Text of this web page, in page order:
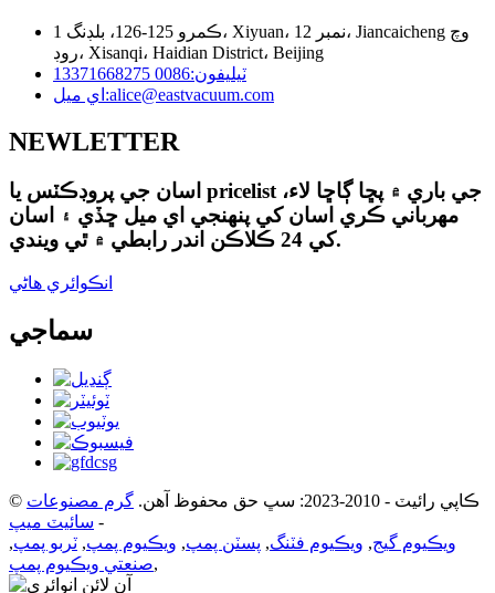
ڪمرو 125-126، بلڊنگ 1، Xiyuan، نمبر 12، Jiancaicheng وچ
روڊ، Xisanqi، Haidian District، Beijing
ٽيليفون:0086 13371668275
اي ميل:alice@eastvacuum.com
NEWLETTER
اسان جي پروڊڪٽس يا pricelist جي باري ۾ پڇا ڳاڇا لاء،
مهرباني ڪري اسان کي پنهنجي اي ميل ڇڏي ۽ اسان
کي 24 ڪلاڪن اندر رابطي ۾ ٿي ويندي.
انڪوائري هاڻي
سماجي
© ڪاپي رائيٽ - 2010-2023: سڀ حق محفوظ آهن.
گرم مصنوعات
- سائيٽ ميپ
ويڪيوم گيج, ويڪيوم فٽنگ, پسٽن پمپ, ويڪيوم پمپ, ٽربو پمپ,
صنعتي ويڪيوم پمپ,